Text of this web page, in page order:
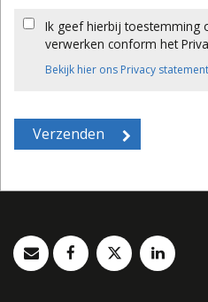
Ik geef hierbij toestemming
verwerken conform het
Bekijk hier ons Privacy statement